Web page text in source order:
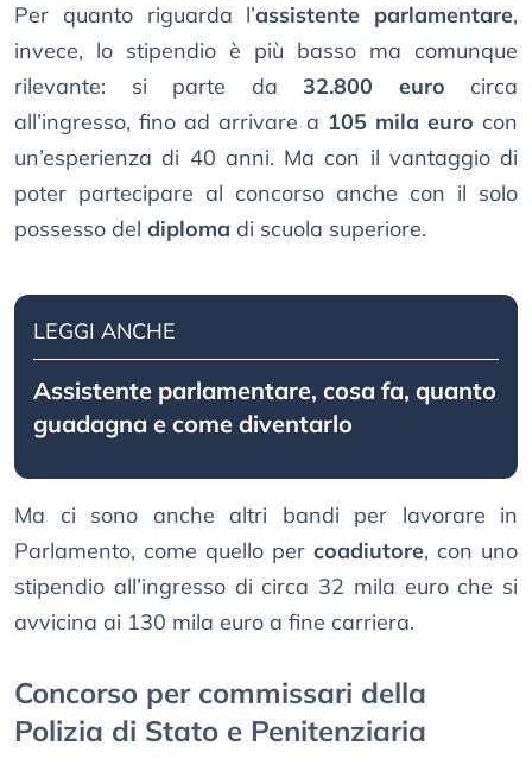
Per quanto riguarda l’assistente parlamentare,
invece, lo stipendio è più basso ma comunque
rilevante: si parte da 32.800 euro circa
all’ingresso, fino ad arrivare a 105 mila euro con
un’esperienza di 40 anni. Ma con il vantaggio di
poter partecipare al concorso anche con il solo
possesso del diploma di scuola superiore.
LEGGI ANCHE
Assistente parlamentare, cosa fa, quanto
guadagna e come diventarlo
Ma ci sono anche altri bandi per lavorare in
Parlamento, come quello per coadiutore, con uno
stipendio all’ingresso di circa 32 mila euro che si
avvicina ai 130 mila euro a fine carriera.
Concorso per commissari della
Polizia di Stato e Penitenziaria